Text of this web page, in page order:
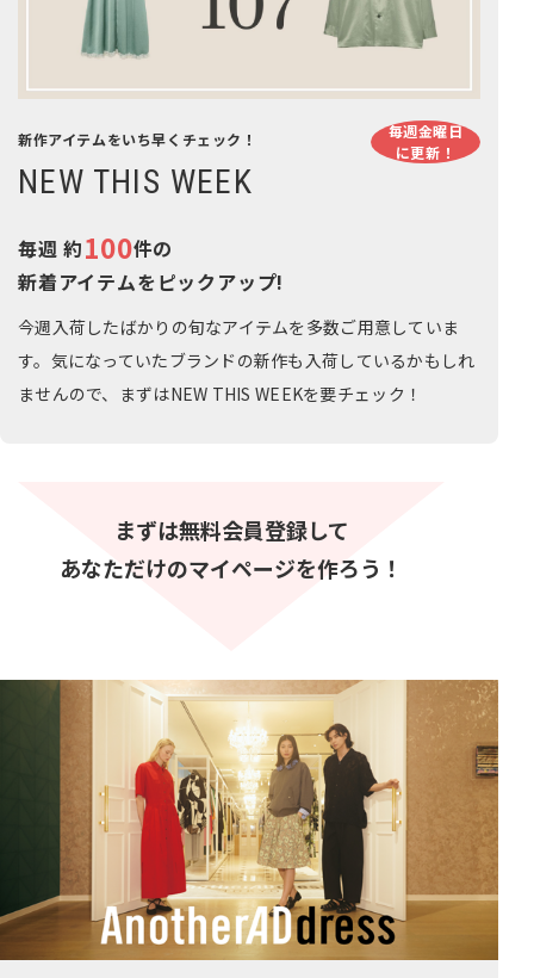
新作アイテムをいち早くチェック！
NEW THIS WEEK
毎週 約100件の
新着アイテムをピックアップ!
今週入荷したばかりの旬なアイテムを多数ご用意していま
す。気になっていたブランドの新作も入荷しているかもしれ
ませんので、まずはNEW THIS WEEKを要チェック！
毎週金曜日
に更新！
まずは無料会員登録して
あなただけのマイページを作ろう！